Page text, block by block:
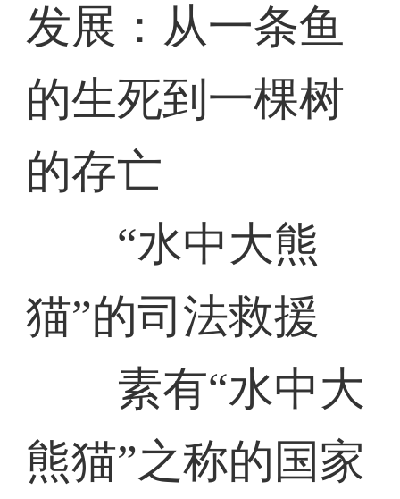
发展：从一条鱼
的生死到一棵树
的存亡
“水中大熊
猫”的司法救援
素有“水中大
熊猫”之称的国家